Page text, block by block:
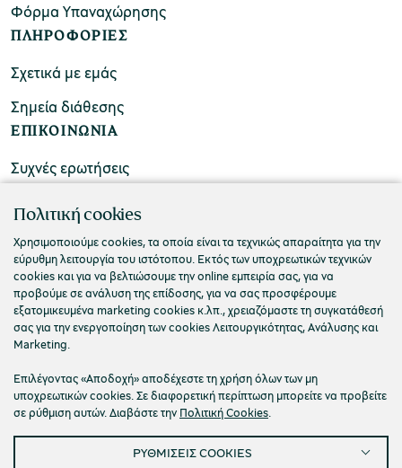
Φόρμα Υπαναχώρησης
ΠΛΗΡΟΦΟΡΙΕΣ
Σχετικά με εμάς
Σημεία διάθεσης
ΕΠΙΚΟΙΝΩΝΙΑ
Συχνές ερωτήσεις
Επικοινωνήστε μαζί μας
Πολιτική Απορρήτου Όροι Χρήσης
Cookies
Πολιτική cookies
Χρησιμοποιούμε cookies, τα οποία είναι τα τεχνικώς απαραίτητα για την
εύρυθμη λειτουργία του ιστότοπου. Εκτός των υποχρεωτικών τεχνικών
cookies και για να βελτιώσουμε την online εμπειρία σας, για να
προβούμε σε ανάλυση της επίδοσης, για να σας προσφέρουμε
εξατομικευμένα marketing cookies κ.λπ., χρειαζόμαστε τη συγκατάθεσή
σας για την ενεργοποίηση των cookies Λειτουργικότητας, Ανάλυσης και
Marketing.
Επιλέγοντας «Αποδοχή» αποδέχεστε τη χρήση όλων των μη
υποχρεωτικών cookies. Σε διαφορετική περίπτωση μπορείτε να προβείτε
σε ρύθμιση αυτών. Διαβάστε την Πολιτική Cookies.
ΡΥΘΜΙΣΕΙΣ COOKIES